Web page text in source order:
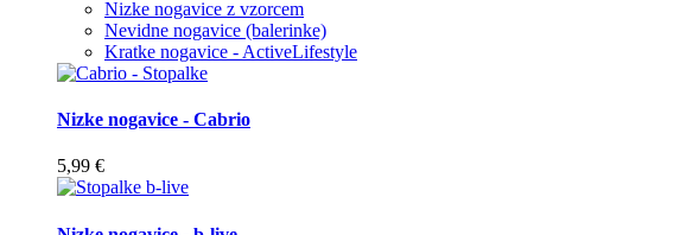
Nizke nogavice z vzorcem
Nevidne nogavice (balerinke)
Kratke nogavice - ActiveLifestyle
Nizke nogavice - Cabrio
5,99 €